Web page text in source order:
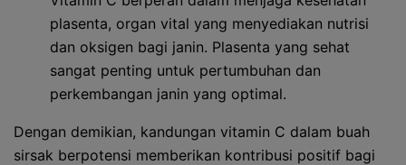
plasenta, organ vital yang menyediakan nutrisi
dan oksigen bagi janin. Plasenta yang sehat
sangat penting untuk pertumbuhan dan
perkembangan janin yang optimal.
Dengan demikian, kandungan vitamin C dalam buah
sirsak berpotensi memberikan kontribusi positif bagi